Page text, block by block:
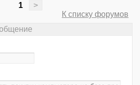
1
>
К списку форумов